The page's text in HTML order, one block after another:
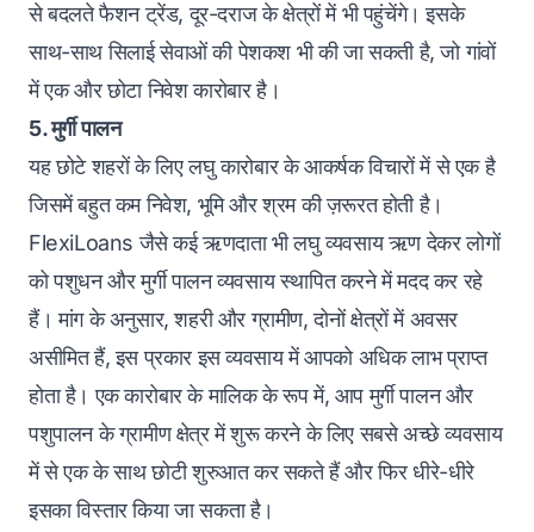
से बदलते फैशन ट्रेंड, दूर-दराज के क्षेत्रों में भी पहुंचेंगे। इसके
साथ-साथ सिलाई सेवाओं की पेशकश भी की जा सकती है, जो गांवों
में एक और छोटा निवेश कारोबार है।
5. मुर्गी पालन
यह छोटे शहरों के लिए लघु कारोबार के आकर्षक विचारों में से एक है
जिसमें बहुत कम निवेश, भूमि और श्रम की ज़रूरत होती है।
FlexiLoans जैसे कई ऋणदाता भीलघु व्यवसाय ऋणदेकर लोगों
को पशुधन और मुर्गी पालन व्यवसाय स्थापित करने में मदद कर रहे
हैं। मांग के अनुसार, शहरी और ग्रामीण, दोनों क्षेत्रों में अवसर
असीमित हैं, इस प्रकार इस व्यवसाय में आपको अधिक लाभ प्राप्त
होता है। एक कारोबार के मालिक के रूप में, आप मुर्गी पालन और
पशुपालन के ग्रामीण क्षेत्र में शुरू करने के लिए सबसे अच्छे व्यवसाय
में से एक के साथ छोटी शुरुआत कर सकते हैं और फिर धीरे-धीरे
इसका विस्तार किया जा सकता है।